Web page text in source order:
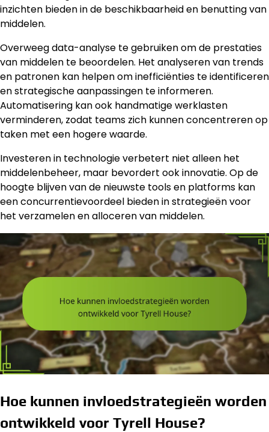
inzichten bieden in de beschikbaarheid en benutting van
middelen.
Overweeg data-analyse te gebruiken om de prestaties
van middelen te beoordelen. Het analyseren van trends
en patronen kan helpen om inefficiënties te identificeren
en strategische aanpassingen te informeren.
Automatisering kan ook handmatige werklasten
verminderen, zodat teams zich kunnen concentreren op
taken met een hogere waarde.
Investeren in technologie verbetert niet alleen het
middelenbeheer, maar bevordert ook innovatie. Op de
hoogte blijven van de nieuwste tools en platforms kan
een concurrentievoordeel bieden in strategieën voor
het verzamelen en alloceren van middelen.
Hoe kunnen invloedstrategieën worden
ontwikkeld voor Tyrell House?